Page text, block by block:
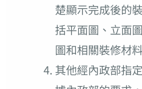
楚顯示完成後的
括平面圖、立面
圖和相關裝修材
其他經內政部指